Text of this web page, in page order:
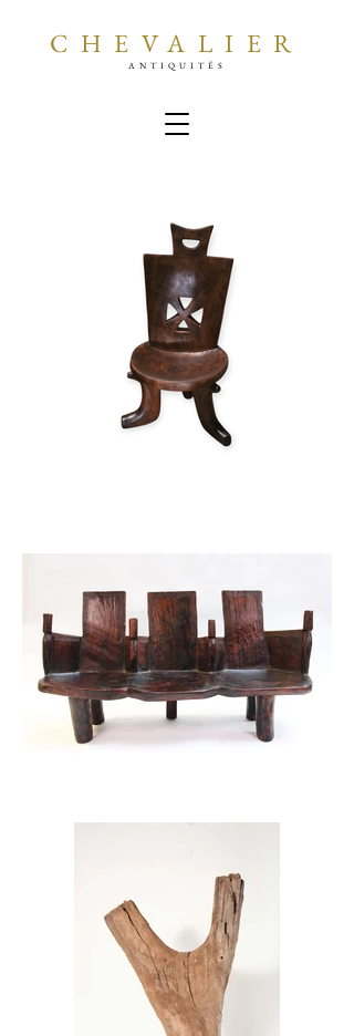
CHEVALIER
ANTIQUITÉS